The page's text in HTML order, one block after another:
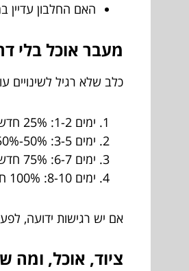
האם החלבון עדיין
מעבר אוכל בלי דרמה – 7-10 ימים
כלב שלא רגיל
ימים 1-2: 25% חדש, 75% ישן
ימים 3-5: 50%-50%
ימים 6-7: 75% חדש, 25% ישן
ימים 8-10: 100% חדש
אם יש רגישות ידועה,
ציוד, אוכל, ומה